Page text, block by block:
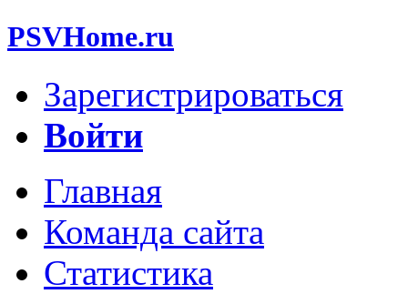
PSVHome.ru
Зарегистрироваться
Войти
Главная
Команда сайта
Статистика